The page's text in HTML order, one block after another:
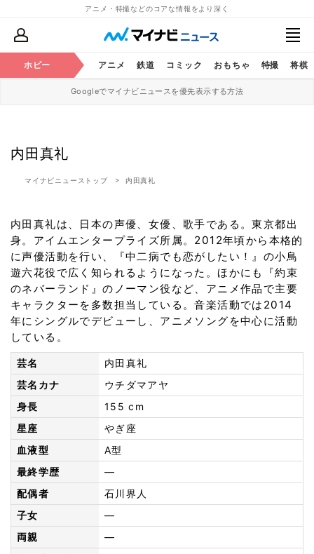
アニメ・特撮などのコアな情報をより深く
ホビー アニメ 鉄道 コミック おもちゃ 特撮 将棋
Googleでマイナビニュースを優先表示する方法
内田真礼
マイナビニューストップ 内田真礼
内田真礼は、日本の声優、女優、歌手である。東京都出
身。アイムエンタープライズ所属。2012年頃から本格的
に声優活動を行い、『中二病でも恋がしたい！』の小鳥
遊六花役で広く知られるようになった。ほかにも『約束
のネバーランド』のノーマン役など、アニメ作品で主要
キャラクターを多数担当している。音楽活動では2014
年にシングルでデビューし、アニメソングを中心に活動
している。
芸名
内田真礼
芸名カナ
ウチダマアヤ
身長
155 cm
星座
やぎ座
血液型
A型
最終学歴
—
配偶者
石川界人
子女
—
両親
—